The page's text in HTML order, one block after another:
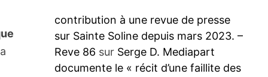
contribution à une revue de presse
sur Sainte Soline depuis mars 2023. –
Reve 86 sur Serge D. Mediapart
documente le « récit d’une faillite des